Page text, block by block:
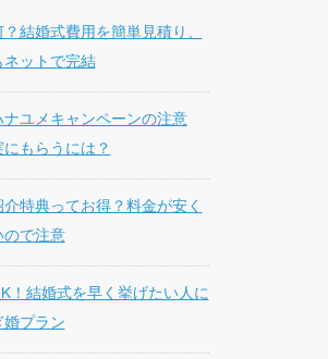
結婚式費用を簡単見積り、
ットで完結
ナユメキャンペーンの注意
もらうには？
特典ってお得？料金が安く
で注意
！結婚式を早く挙げたい人に
プラン